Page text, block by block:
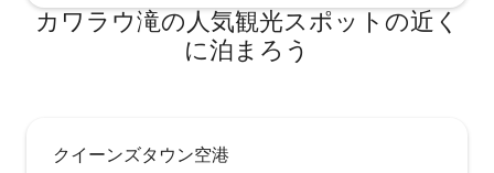
カワラウ滝の人気観光スポットの近く
に泊まろう
クイーンズタウン空港